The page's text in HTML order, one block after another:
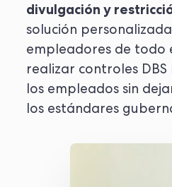
divulgación y
solución
empleadores de todo
realizar controles
los empleados sin
los estándares